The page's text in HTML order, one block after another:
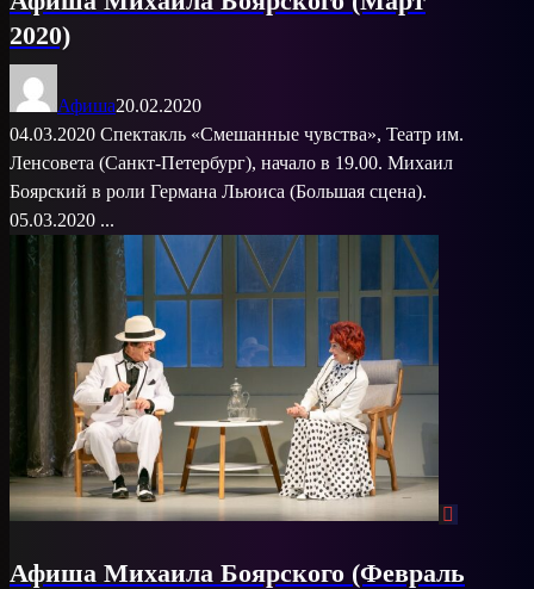
2020)
Афиша20.02.2020
04.03.2020 Спектакль «Смешанные чувства», Театр им.
Ленсовета (Санкт-Петербург), начало в 19.00. Михаил
Боярский в роли Германа Льюиса (Большая сцена).
05.03.2020 ...
Афиша Михаила Боярского (Февраль